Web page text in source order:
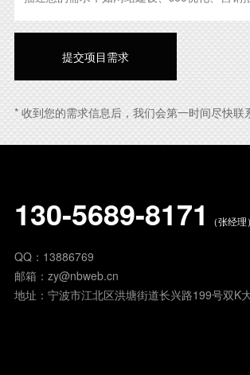
* 收到您的需求信息后，我们会第一时间尽快联
130-5689-8171 （张经理）
QQ： 13886769
邮箱： zy@nbweb.cn
地址：宁波市江北区洪塘街道长兴路199号双K